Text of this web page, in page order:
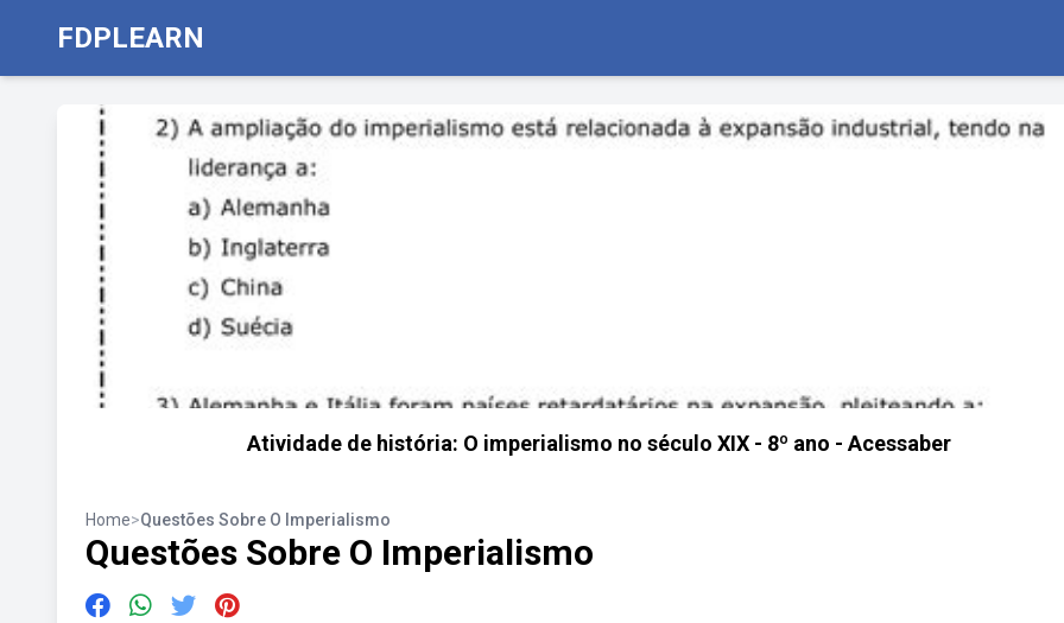
FDPLEARN
Atividade de história: O imperialismo no século XIX - 8º ano - Acessaber
Home>Questões Sobre O Imperialismo
Questões Sobre O Imperialismo